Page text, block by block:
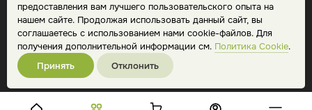
предоставления вам лучшего пользовательского опыта на
нашем сайте. Продолжая использовать данный сайт, вы
соглашаетесь с использованием нами cookie-файлов. Для
получения дополнительной информации см. Политика Cookie.
Принять
Отклонить